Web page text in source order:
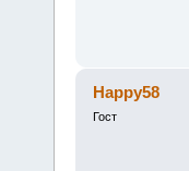
Happy58
Гост